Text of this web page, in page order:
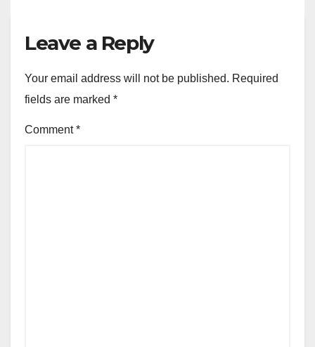
Leave a Reply
Your email address will not be published. Required
fields are marked *
Comment*